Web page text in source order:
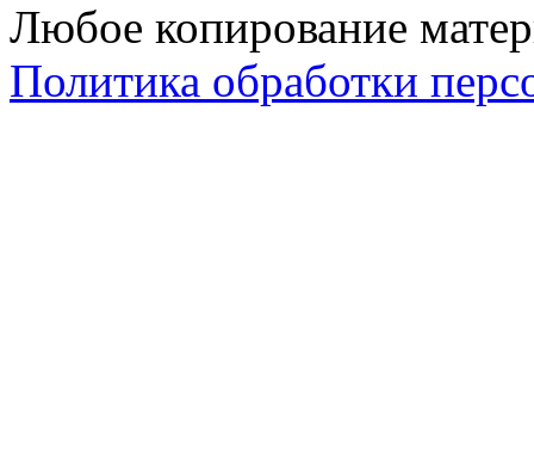
Любое копирование
Политика обработки